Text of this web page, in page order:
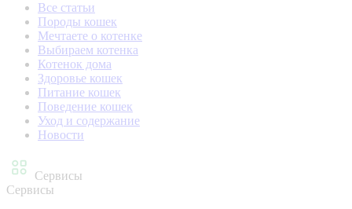
Все статьи
Породы кошек
Мечтаете о котенке
Выбираем котенка
Котенок дома
Здоровье кошек
Питание кошек
Поведение кошек
Уход и содержание
Новости
Сервисы
Сервисы